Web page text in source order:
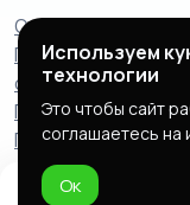
Отказ от
Политика
соглашение
Политика cookie
Используем
технологии
Это чтобы сайт
соглашаетесь на
Ок